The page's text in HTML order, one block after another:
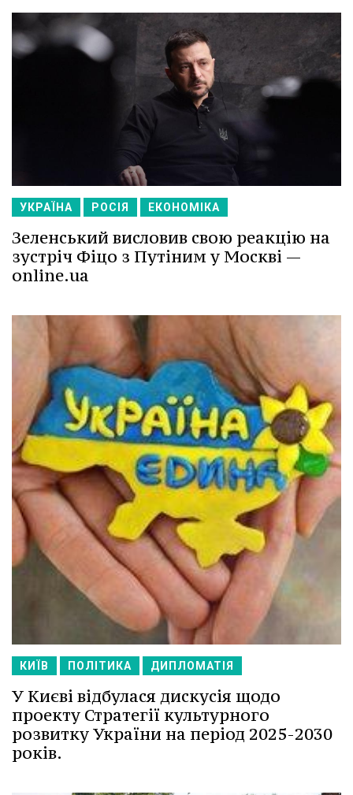
УКРАЇНА РОСІЯ ЕКОНОМІКА
Зеленський висловив свою реакцію на
зустріч Фіцо з Путіним у Москві —
online.ua
КИЇВ ПОЛІТИКА ДИПЛОМАТІЯ
У Києві відбулася дискусія щодо
проекту Стратегії культурного
розвитку України на період 2025-2030
років.